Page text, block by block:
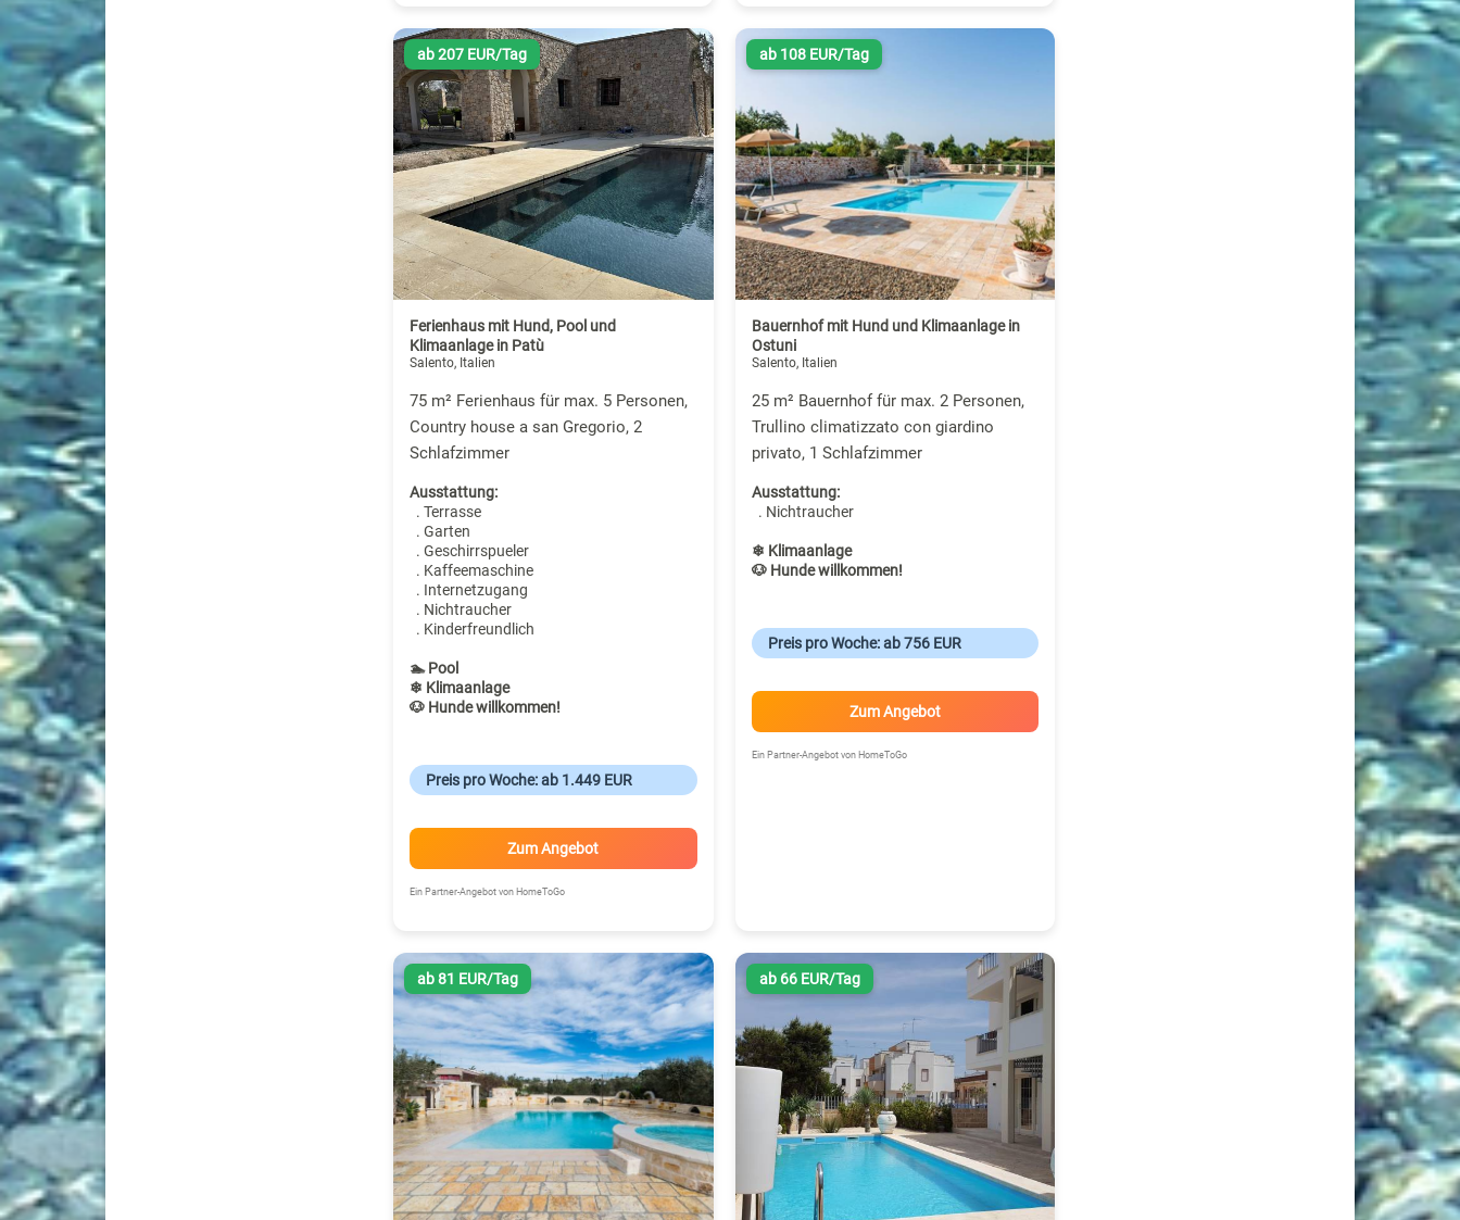
ab 207 EUR/Tag
Ferienhaus mit Hund, Pool und
Klimaanlage in Patù
Salento, Italien
75 m² Ferienhaus für max. 5 Personen,
Country house a san Gregorio, 2
Schlafzimmer
Ausstattung:
. Terrasse
. Garten
. Geschirrspueler
. Kaffeemaschine
. Internetzugang
. Nichtraucher
. Kinderfreundlich
🏊 Pool
❄ Klimaanlage
🐶 Hunde willkommen!
Preis pro Woche: ab 1.449 EUR
Zum Angebot
Ein Partner-Angebot von HomeToGo
ab 108 EUR/Tag
Bauernhof mit Hund und Klimaanlage in
Ostuni
Salento, Italien
25 m² Bauernhof für max. 2 Personen,
Trullino climatizzato con giardino
privato, 1 Schlafzimmer
Ausstattung:
. Nichtraucher
❄ Klimaanlage
🐶 Hunde willkommen!
Preis pro Woche: ab 756 EUR
Zum Angebot
Ein Partner-Angebot von HomeToGo
ab 81 EUR/Tag ab 66 EUR/Tag